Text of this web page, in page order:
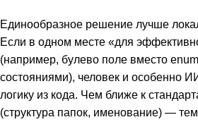
Единообразное решение лучше
Если в одном месте «для
(например, булево поле вместо
состояниями), человек и особенно
логику из кода. Чем ближе к
(структура папок, именование) —